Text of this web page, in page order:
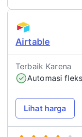
Airtable
Terbaik Karena
Automasi
Lihat harga